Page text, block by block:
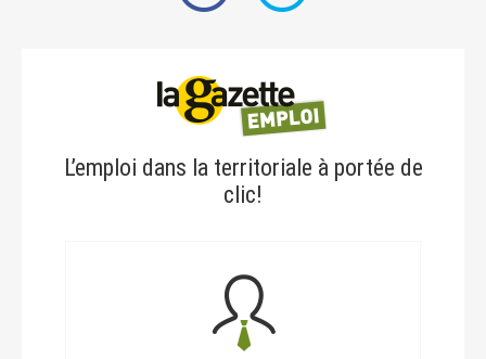
L’emploi dans la territoriale à portée de
clic!